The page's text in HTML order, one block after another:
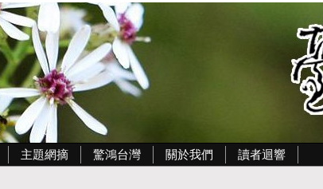
主題網摘 驚鴻台灣 關於我們 讀者迴響